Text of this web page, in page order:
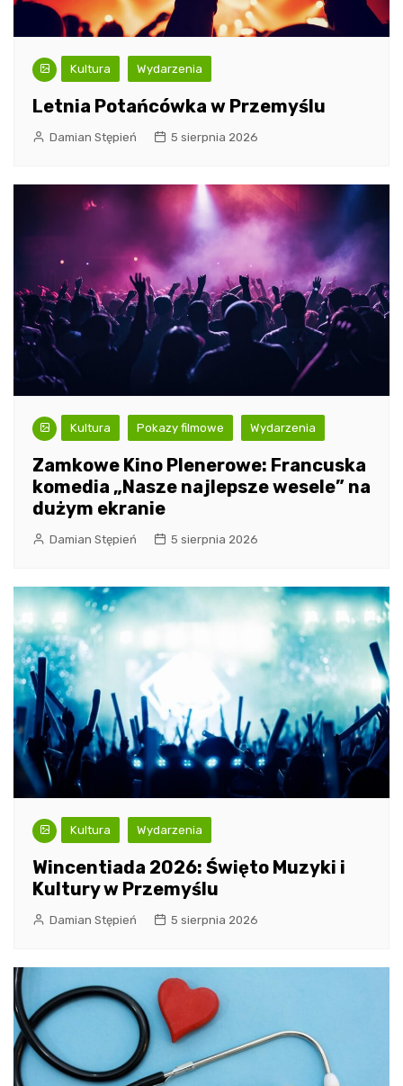
Kultura Wydarzenia
Letnia Potańcówka w Przemyślu
Damian Stępień 5 sierpnia 2026
Kultura Pokazy filmowe Wydarzenia
Zamkowe Kino Plenerowe: Francuska
komedia „Nasze najlepsze wesele” na
dużym ekranie
Damian Stępień 5 sierpnia 2026
Kultura Wydarzenia
Wincentiada 2026: Święto Muzyki i
Kultury w Przemyślu
Damian Stępień 5 sierpnia 2026